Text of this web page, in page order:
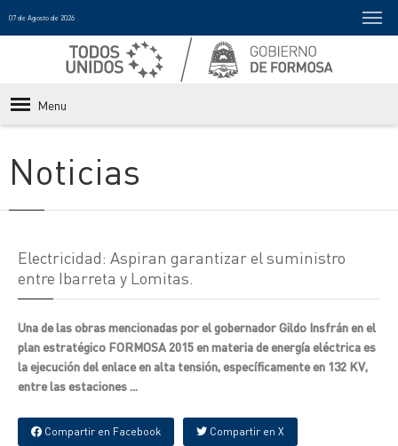
07 de Agosto de 2026
Menu
Noticias
Electricidad: Aspiran garantizar el suministro
entre Ibarreta y Lomitas.
Una de las obras mencionadas por el gobernador Gildo Insfrán en el
plan estratégico FORMOSA 2015 en materia de energía eléctrica es
la ejecución del enlace en alta tensión, específicamente en 132 KV,
entre las estaciones ...
Compartir en Facebook Compartir en X